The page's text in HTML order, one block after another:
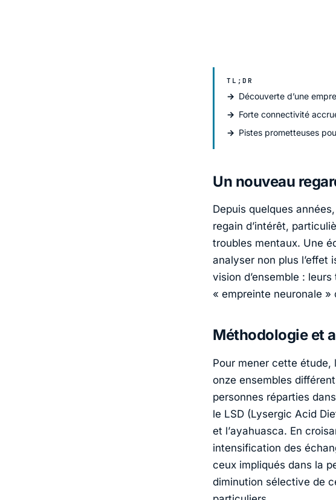
TL;DR
Découverte d’une
Forte connectivité
Pistes prometteuses
Un nouveau
Depuis quelques
regain d’intérêt,
troubles mentaux. Une
analyser non plus l’effet
vision d’ensemble :
« empreinte neuronale »
Méthodologie et
Pour mener cette étude,
onze ensembles
personnes réparties
le LSD (Lysergic Acid
et l’ayahuasca. En
intensification des
ceux impliqués dans la
diminution sélective de